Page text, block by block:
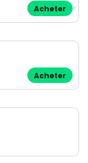
Acheter
Acheter